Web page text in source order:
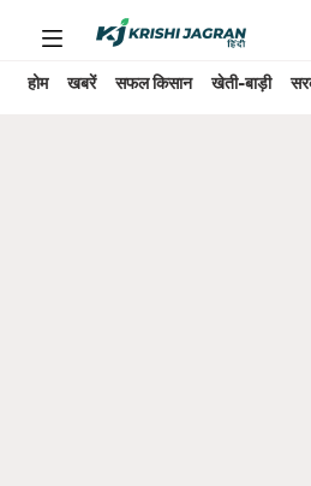
होम खबरें सफल किसान खेती-बाड़ी